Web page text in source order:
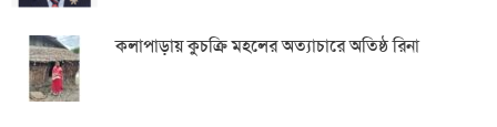
কলাপাড়ায় কুচক্রি মহলের অত্যাচারে অতিষ্ঠ রিনা